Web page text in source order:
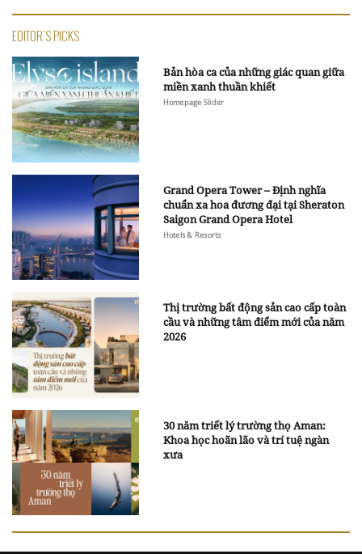
EDITOR'S PICKS
Bản hòa ca của những giác quan giữa
miền xanh thuần khiết
Homepage Slider
Grand Opera Tower – Định nghĩa
chuẩn xa hoa đương đại tại Sheraton
Saigon Grand Opera Hotel
Hotels & Resorts
Thị trường bất động sản cao cấp toàn
cầu và những tâm điểm mới của năm
2026
30 năm triết lý trường thọ Aman:
Khoa học hoãn lão và trí tuệ ngàn
xưa